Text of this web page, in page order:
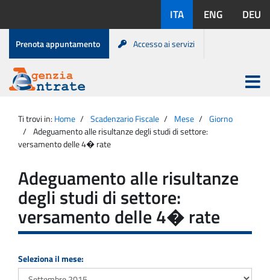
contenuto
disponibili:
ITA ENG DEU
Menu
di
servizio
Prenota appuntamento Accesso ai servizi
Agenzia
Entrate
Apri
menu
principale
Ti trovi in: Home Scadenzario Fiscale Mese
Giorno
Adeguamento alle risultanze degli studi di settore:
versamento delle 4� rate
Adeguamento alle risultanze
degli studi di settore:
versamento delle 4� rate
Seleziona il mese: